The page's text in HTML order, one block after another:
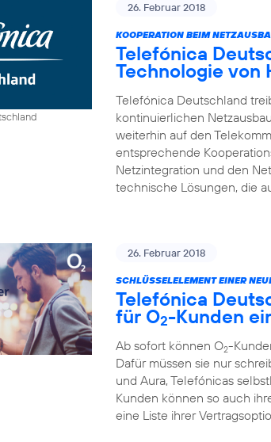
26. Februar 2018
KOOPERATION BEIM
Telefónica
Technologie von
Telefónica Deutschland
kontinuierlichen
weiterhin auf den
entsprechende
Netzintegration und den
technische Lösungen, die
26. Februar 2018
SCHLÜSSELELEMENT EINER
Telefónica
für O2-Kunden
Ab sofort können O2-
Dafür müssen sie nur
und Aura, Telefónicas
Kunden können so auch
eine Liste ihrer